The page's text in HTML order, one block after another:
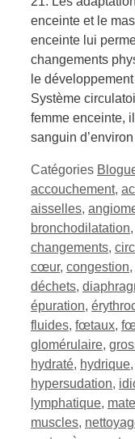
enceinte et le
enceinte lui
changements
le
Système
femme enceinte,
sanguin
Catégories
accouchement,
aisselles,
bronchodilatation,
changements,
cœur, congestion,
déchets,
épuration,
fluides, fœtaux,
glomérulaire,
hydraté, hydrique,
hypersudation,
lymphatique,
muscles,